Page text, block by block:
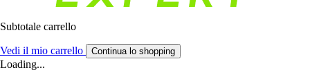
Subtotale carrello
Vedi il mio carrello Continua lo shopping
Loading...